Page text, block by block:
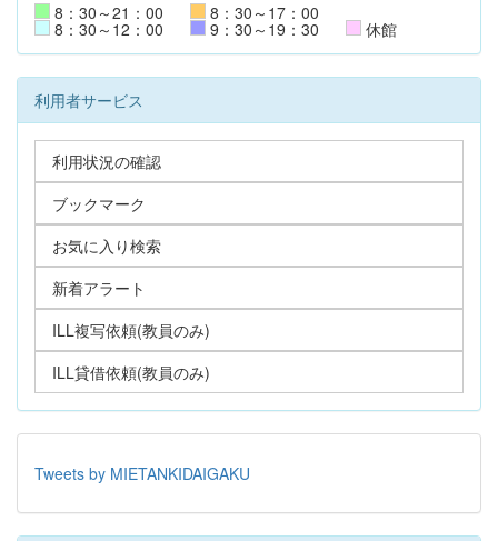
8：30～21：00 8：30～17：00
8：30～12：00 9：30～19：30 休館
利用者サービス
利用状況の確認
ブックマーク
お気に入り検索
新着アラート
ILL複写依頼(教員のみ)
ILL貸借依頼(教員のみ)
Tweets by MIETANKIDAIGAKU